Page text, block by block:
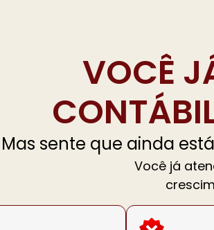
VOCÊ
Mas sente que ainda
Você já